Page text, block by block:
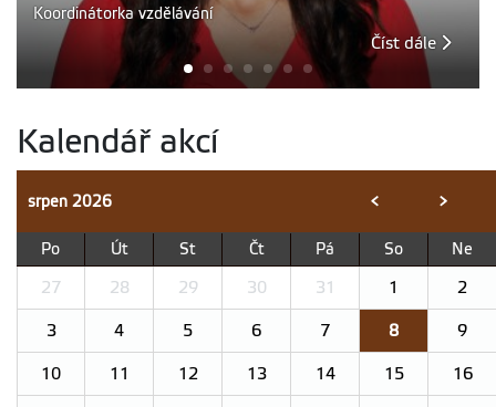
Koordinátorka vzdělávání
Číst dále
Kalendář akcí
srpen 2026 < >
Po Út St Čt Pá So Ne
27 28 29 30 31 1 2
3 4 5 6 7 8 9
10 11 12 13 14 15 16